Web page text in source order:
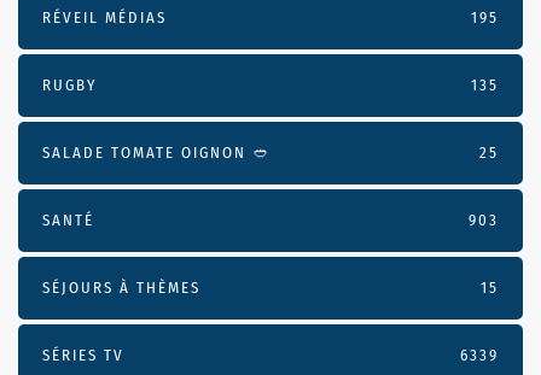
RÉVEIL MÉDIAS 195
RUGBY 135
SALADE TOMATE OIGNON 🥙 25
SANTÉ 903
SÉJOURS À THÈMES 15
SÉRIES TV 6339